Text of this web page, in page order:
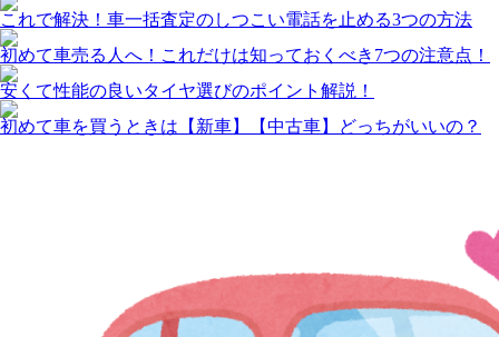
これで解決！車一括査定のしつこい電話を止める3つの方法
初めて車売る人へ！これだけは知っておくべき7つの注意点！
安くて性能の良いタイヤ選びのポイント解説！
初めて車を買うときは【新車】【中古車】どっちがいいの？